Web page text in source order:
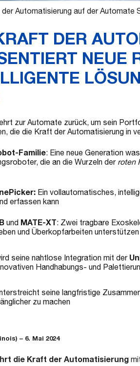
Automatisierung auf der Automate
DER
NEUE
zur Automate zurück, um sein
die die Kraft der Automatisierung in
Familie: Eine neue Generation
die an die Wurzeln derroten
Ein vollautomatisches,
erfassen kann
und MATE-XT: Zwei tragbare
und Überkopfarbeiten unterstützen
seine nahtlose Integration mit der
Handhabungs- und
seine langfristige
zu machen
– 6. Mai 2024
die Kraft der Automatisierung